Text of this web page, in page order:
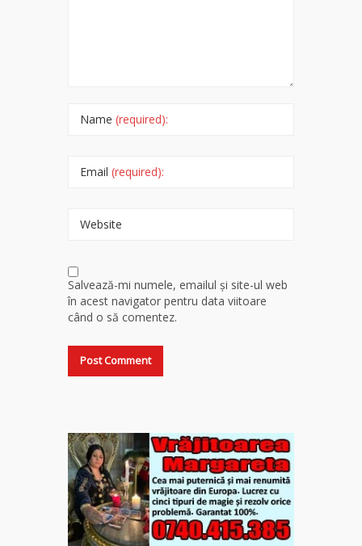
Name (required):
Email (required):
Website
Salvează-mi numele, emailul și site-ul web
în acest navigator pentru data viitoare
când o să comentez.